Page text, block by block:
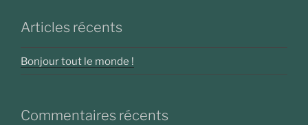
Articles récents
Bonjour tout le monde !
Commentaires récents